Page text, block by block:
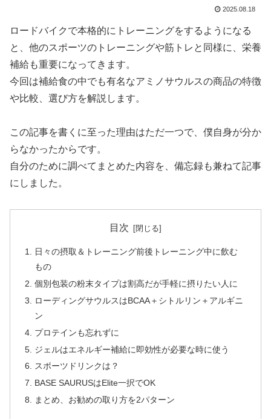
2025.08.18
ロードバイクで本格的にトレーニングをするようになる
と、他のスポーツのトレーニングや筋トレと同様に、栄養
補給も重要になってきます。
今回は補給食の中でも有名なアミノサウルスの商品の特徴
や比較、選び方を解説します。
この記事を書くに至った理由はただ一つで、僕自身が分か
らなかったからです。
自分のために調べてまとめた内容を、備忘録も兼ねて記事
にしました。
目次
日々の摂取＆トレーニング前後トレーニング中に飲む
もの
個別包装の粉末タイプは割高だが手軽に摂りたい人に
ローディングサウルスはBCAA＋シトルリン＋アルギニ
ン
プロテインも忘れずに
ジェルはエネルギー補給に即効性が必要な時に使う
スポーツドリンクは？
BASE SAURUSはElite一択でOK
まとめ、お勧めの取り方を2パターン